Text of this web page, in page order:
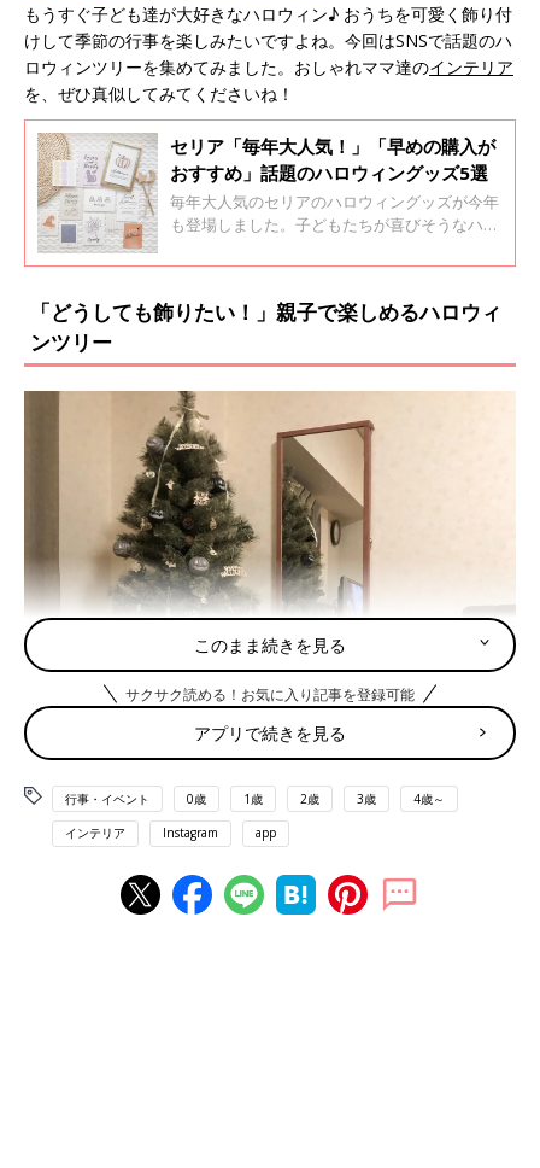
もうすぐ子ども達が大好きなハロウィン♪ おうちを可愛く飾り付
けして季節の行事を楽しみたいですよね。今回はSNSで話題のハ
ロウィンツリーを集めてみました。おしゃれママ達のインテリア
を、ぜひ真似してみてくださいね！
セリア「毎年大人気！」「早めの購入が
おすすめ」話題のハロウィングッズ5選
毎年大人気のセリアのハロウィングッズが今年
も登場しました。子どもたちが喜びそうなハン
力的なアイテムが勢ぞろい！今回は、SNSで話
紹介します。
「どうしても飾りたい！」親子で楽しめるハロウィ
ンツリー
出典：Instagramアカウント「caoooo123」
このまま続きを見る
サクサク読める！お気に入り記事を登録可能
アプリで続きを見る
行事・イベント 0歳 1歳 2歳 3歳 4歳～
インテリア Instagram app